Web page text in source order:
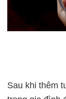
Sau khi thêm